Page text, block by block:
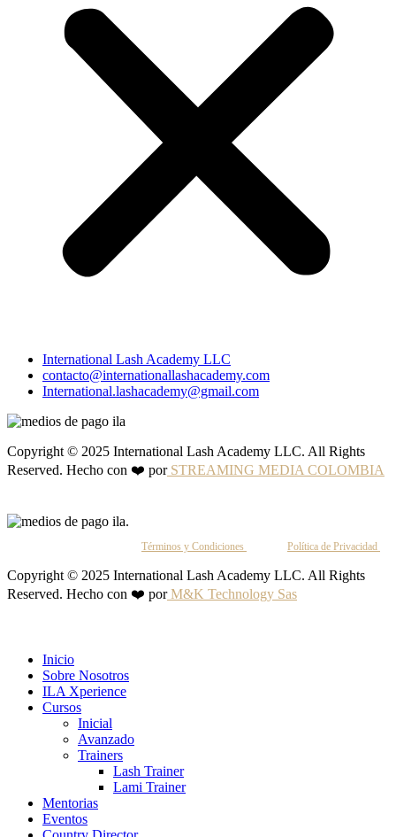
International Lash Academy LLC
contacto@internationallashacademy.com
International.lashacademy@gmail.com
Copyright © 2025 International Lash Academy LLC. All Rights
Reserved. Hecho con ❤️ porSTREAMING MEDIA COLOMBIA
Términos y Condiciones Política de Privacidad
Copyright © 2025 International Lash Academy LLC. All Rights
Reserved. Hecho con ❤️ porM&K Technology Sas
Inicio
Sobre Nosotros
ILA Xperience
Cursos
Inicial
Avanzado
Trainers
Lash Trainer
Lami Trainer
Mentorias
Eventos